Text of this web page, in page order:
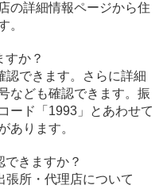
の詳細情報ページから住
。
すか？
認できます。さらに詳細
なども確認できます。振
ード「1993」とあわせて
あります。
きますか？
張所・代理店について